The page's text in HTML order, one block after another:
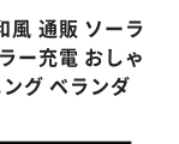
風 通販 ソーラ
ー充電 おしゃ
グ ベランダ
続きへ